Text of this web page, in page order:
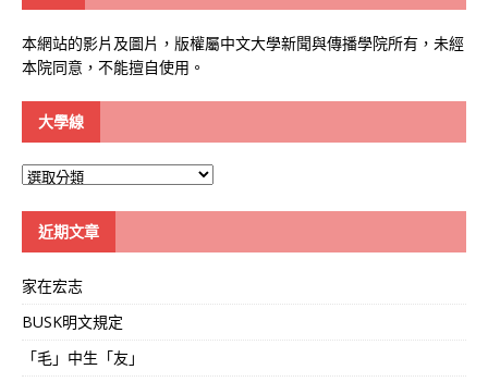
本網站的影片及圖片，版權屬中文大學新聞與傳播學院所有，未經
本院同意，不能擅自使用。
大學線
大
近期文章
家在宏志
BUSK明文規定
「毛」中生「友」